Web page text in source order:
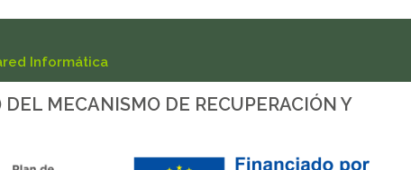
Informática
MECANISMO DE RECUPERACIÓN Y